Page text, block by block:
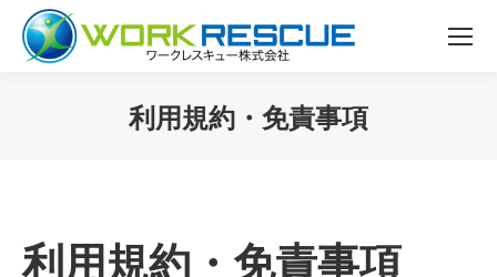
利用規約・免責事項
利用規約・免責事項